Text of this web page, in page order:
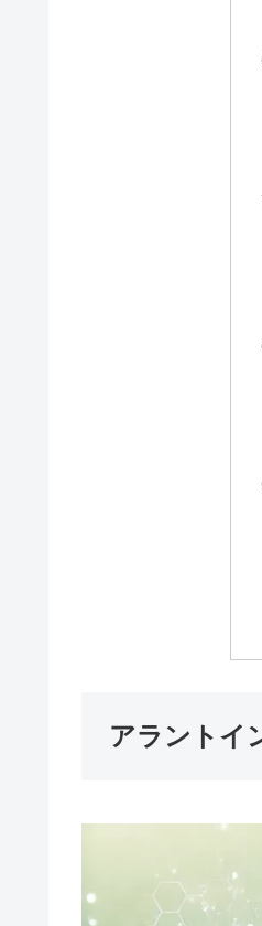
アラントイ